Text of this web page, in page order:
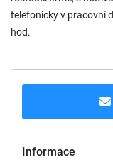
telefonicky v pracovní
hod.
Informace